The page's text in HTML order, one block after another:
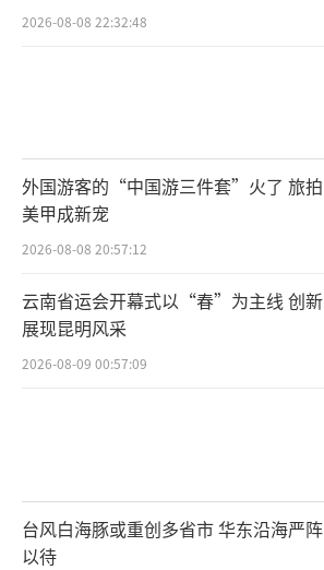
2026-08-08 22:32:48
外国游客的“中国游三件套”火了 旅拍
美甲成新宠
2026-08-08 20:57:12
云南省运会开幕式以“春”为主线 创新
展现昆明风采
2026-08-09 00:57:09
台风白海豚或重创多省市 华东沿海严阵
以待